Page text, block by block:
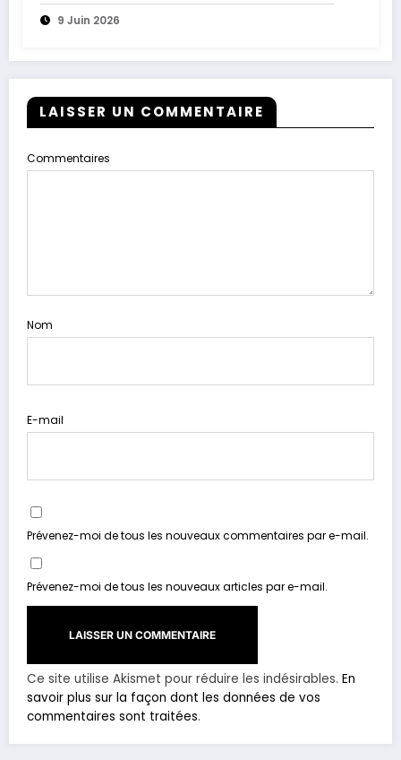
9 Juin 2026
LAISSER UN COMMENTAIRE
Commentaires
Nom
E-mail
Prévenez-moi de tous les nouveaux commentaires par e-mail.
Prévenez-moi de tous les nouveaux articles par e-mail.
Ce site utilise Akismet pour réduire les indésirables. En
savoir plus sur la façon dont les données de vos
commentaires sont traitées.